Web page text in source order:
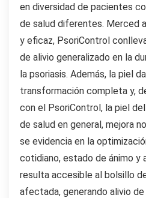
en diversidad de pacientes
de salud diferentes. Merced
y eficaz, PsoriControl
de alivio generalizado en la
la psoriasis. Además, la piel
transformación completa y,
con el PsoriControl, la piel
de salud en general, mejora
se evidencia en la
cotidiano, estado de ánimo y
resulta accesible al bolsillo
afectada, generando alivio